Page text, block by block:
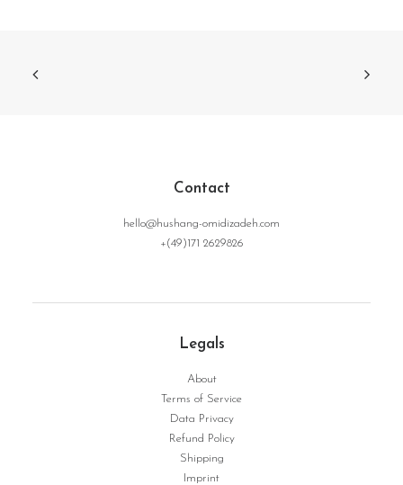
Contact
hello@hushang-omidizadeh.com
+(49)171 2629826
Legals
About
Terms of Service
Data Privacy
Refund Policy
Shipping
Imprint